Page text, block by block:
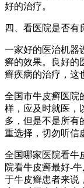
好的治疗。
四、看医院是否有
一家好的医治机器
癣的效果。良好的
癣疾病的治疗，这
全国市牛皮癣医院
样，应及时就医，
多，但是不是所有
重选择，切勿听信
全国哪家医院看牛
院看牛皮癣最好-
于牛皮癣患者来说